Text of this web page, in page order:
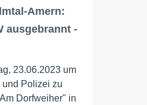
Amern:
ausgebrannt -
23.06.2023 um
Polizei zu
Dorfweiher" in